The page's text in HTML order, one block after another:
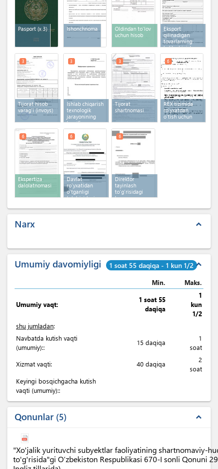
Pasport (x 3) Ishonchnoma
Oldindan to'lov
uchun hisob
Eksport
qilinadigan
tovarlarning
kelib chiqish
sertifikatini
olish uchun
ariza
Tijorat hisob
varag'i (invoys)
3
Ishlab chiqarish
texnologik
jarayonining
tavsifi,
obyektlari va
uskunalari
haqida
ma'lumot
3
Tijorat
shartnomasi
3
REX tizimida
ro'yxatdan
o'tish uchun
ariza
6
Ekspertiza
dalolatnomasi
6
Davlat
ro'yxatidan
o'tganligi
to'g'risidagi
6
Direktor
tayinlash
to'g'risidagi
buyruq
6
Narx expand_less
Umumiy davomiyligi 1 soat 55 daqiqa - 1 kun 1/2 expand_less
Min. Maks.
Umumiy vaqt:
1 soat 55
daqiqa
1
kun
1/2
shu jumladan:
Navbatda kutish vaqti
(umumiy)::
15 daqiqa
1
soat
Xizmat vaqti:
40 daqiqa
2
soat
Keyingi bosqichgacha kutish
vaqti (umumiy)::
Qonunlar 5 expand_less
"Xo'jalik yurituvchi subyektlar faoliyatining shartnomaviy-
to'g'risida"gi O‘zbekiston Respublikasi 670-I sonli Qonuni